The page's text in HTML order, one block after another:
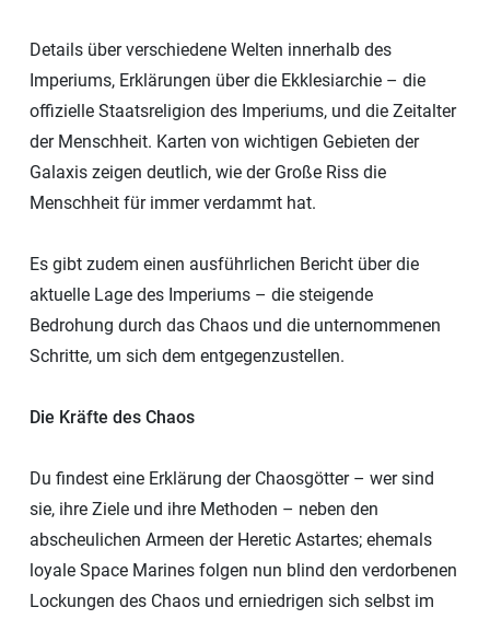
Details über verschiedene Welten innerhalb des
Imperiums, Erklärungen über die Ekklesiarchie – die
offizielle Staatsreligion des Imperiums, und die Zeitalter
der Menschheit. Karten von wichtigen Gebieten der
Galaxis zeigen deutlich, wie der Große Riss die
Menschheit für immer verdammt hat.
Es gibt zudem einen ausführlichen Bericht über die
aktuelle Lage des Imperiums – die steigende
Bedrohung durch das Chaos und die unternommenen
Schritte, um sich dem entgegenzustellen.
Die Kräfte des Chaos
Du findest eine Erklärung der Chaosgötter – wer sind
sie, ihre Ziele und ihre Methoden – neben den
abscheulichen Armeen der Heretic Astartes; ehemals
loyale Space Marines folgen nun blind den verdorbenen
Lockungen des Chaos und erniedrigen sich selbst im